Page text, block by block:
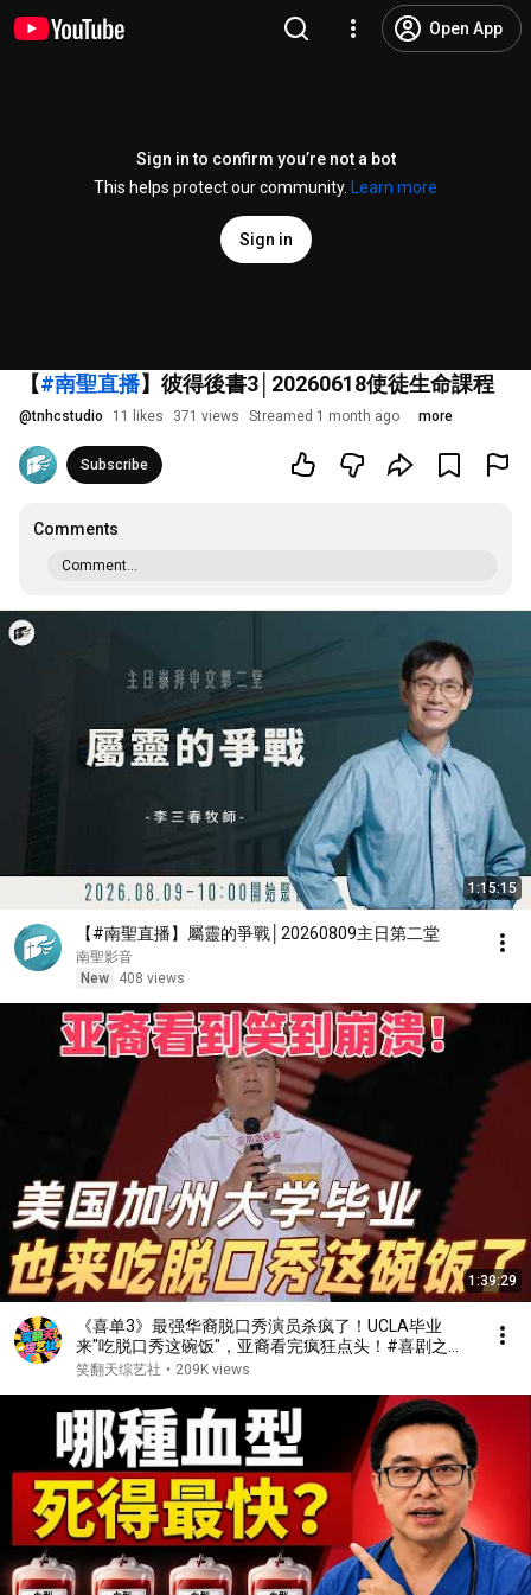
Open App
Sign in to confirm you’re not a bot
This helps protect our community.
Learn more
Sign in
【#南聖直播】彼得後書3│20260618使徒生命課程
@tnhcstudio 11 likes 371 views Streamed 1 month ago more
Subscribe
Comments
Comment...
1:15:15
【#南聖直播】屬靈的爭戰│20260809主日第二堂
南聖影音
New
408 views
1:39:29
《喜单3》最强华裔脱口秀演员杀疯了！UCLA毕业
来"吃脱口秀这碗饭"，亚裔看完疯狂点头！#喜剧之王
单口季 #脱口秀 #搞笑 #喜剧 #funny #综艺
笑翻天综艺社 • 209K views